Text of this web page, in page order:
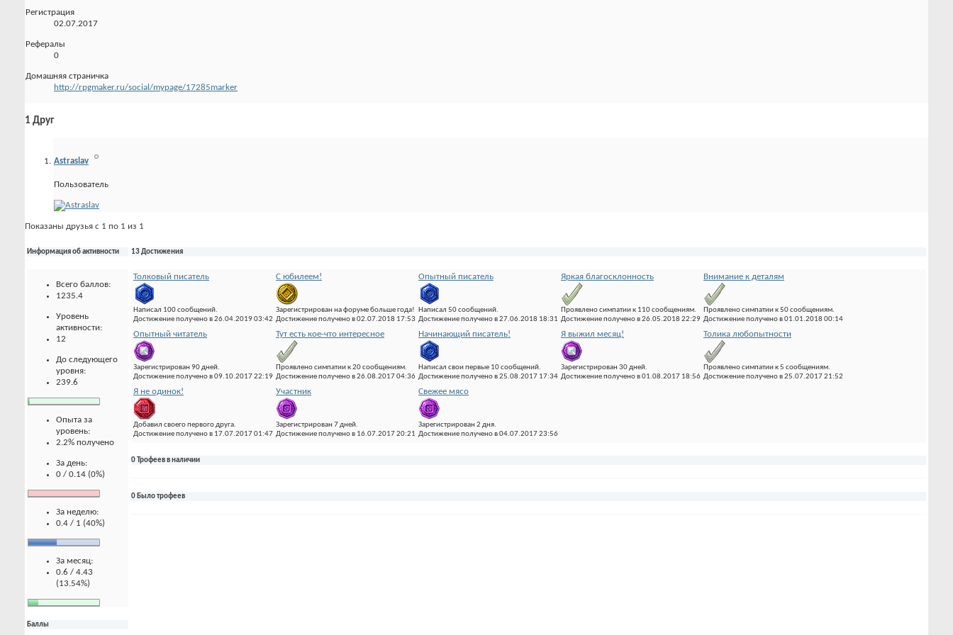
Регистрация
02.07.2017
Рефералы
0
Домашняя страничка
http://rpgmaker.ru/social/mypage/17285marker
1 Друг
Astraslav
Пользователь
Показаны друзья с 1 по 1 из 1
Информация об активности
Всего баллов:
1235.4
Уровень
активности:
12
До следующего
уровня:
239.6
Опыта за
уровень:
2.2% получено
За день:
0 / 0.14 (0%)
За неделю:
0.4 / 1 (40%)
За месяц:
0.6 / 4.43
(13.54%)
Баллы
13 Достижения
Толковый писатель
Написал 100 сообщений.
Достижение получено в 26.04.2019 03:42
С юбилеем!
Зарегистрирован на форуме больше года!
Достижение получено в 02.07.2018 17:53
Опытный писатель
Написал 50 сообщений.
Достижение получено в 27.06.2018 18:31
Яркая благосклонность
Проявлено симпатии к 110 сообщениям.
Достижение получено в 26.05.2018 22:29
Внимание к деталям
Проявлено симпатии к 50 сообщениям.
Достижение получено в 01.01.2018 00:14
Опытный читатель
Зарегистрирован 90 дней.
Достижение получено в 09.10.2017 22:19
Тут есть кое-что интересное
Проявлено симпатии к 20 сообщениям.
Достижение получено в 26.08.2017 04:36
Начинающий писатель!
Написал свои первые 10 сообщений.
Достижение получено в 25.08.2017 17:34
Я выжил месяц!
Зарегистрирован 30 дней.
Достижение получено в 01.08.2017 18:56
Толика любопытности
Проявлено симпатии к 5 сообщениям.
Достижение получено в 25.07.2017 21:52
Я не одинок!
Добавил своего первого друга.
Достижение получено в 17.07.2017 01:47
Участник
Зарегистрирован 7 дней.
Достижение получено в 16.07.2017 20:21
Свежее мясо
Зарегистрирован 2 дня.
Достижение получено в 04.07.2017 23:56
0 Трофеев в наличии
0 Было трофеев